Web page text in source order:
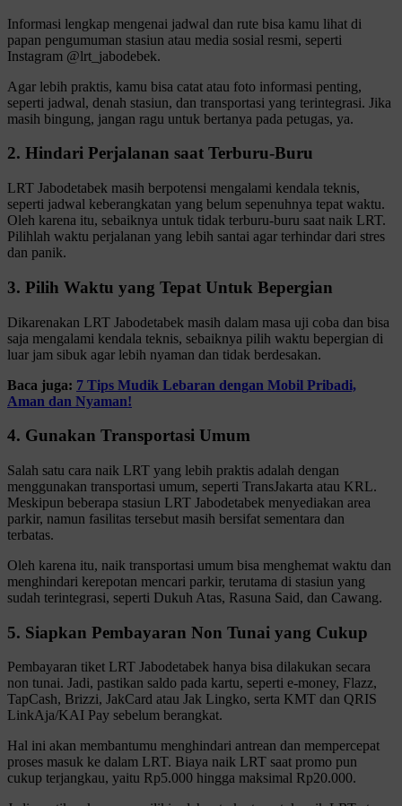
Informasi lengkap mengenai jadwal dan rute bisa kamu lihat di
papan pengumuman stasiun atau media sosial resmi, seperti
Instagram @lrt_jabodebek.
Agar lebih praktis, kamu bisa catat atau foto informasi penting,
seperti jadwal, denah stasiun, dan transportasi yang terintegrasi. Jika
masih bingung, jangan ragu untuk bertanya pada petugas, ya.
2. Hindari Perjalanan saat Terburu-Buru
LRT Jabodetabek masih berpotensi mengalami kendala teknis,
seperti jadwal keberangkatan yang belum sepenuhnya tepat waktu.
Oleh karena itu, sebaiknya untuk tidak terburu-buru saat naik LRT.
Pilihlah waktu perjalanan yang lebih santai agar terhindar dari stres
dan panik.
3. Pilih Waktu yang Tepat Untuk Bepergian
Dikarenakan LRT Jabodetabek masih dalam masa uji coba dan bisa
saja mengalami kendala teknis, sebaiknya pilih waktu bepergian di
luar jam sibuk agar lebih nyaman dan tidak berdesakan.
Baca juga: 7 Tips Mudik Lebaran dengan Mobil Pribadi,
Aman dan Nyaman!
4. Gunakan Transportasi Umum
Salah satu cara naik LRT yang lebih praktis adalah dengan
menggunakan transportasi umum, seperti TransJakarta atau KRL.
Meskipun beberapa stasiun LRT Jabodetabek menyediakan area
parkir, namun fasilitas tersebut masih bersifat sementara dan
terbatas.
Oleh karena itu, naik transportasi umum bisa menghemat waktu dan
menghindari kerepotan mencari parkir, terutama di stasiun yang
sudah terintegrasi, seperti Dukuh Atas, Rasuna Said, dan Cawang.
5. Siapkan Pembayaran Non Tunai yang Cukup
Pembayaran tiket LRT Jabodetabek hanya bisa dilakukan secara
non tunai. Jadi, pastikan saldo pada kartu, seperti e-money, Flazz,
TapCash, Brizzi, JakCard atau Jak Lingko, serta KMT dan QRIS
LinkAja/KAI Pay sebelum berangkat.
Hal ini akan membantumu menghindari antrean dan mempercepat
proses masuk ke dalam LRT. Biaya naik LRT saat promo pun
cukup terjangkau, yaitu Rp5.000 hingga maksimal Rp20.000.